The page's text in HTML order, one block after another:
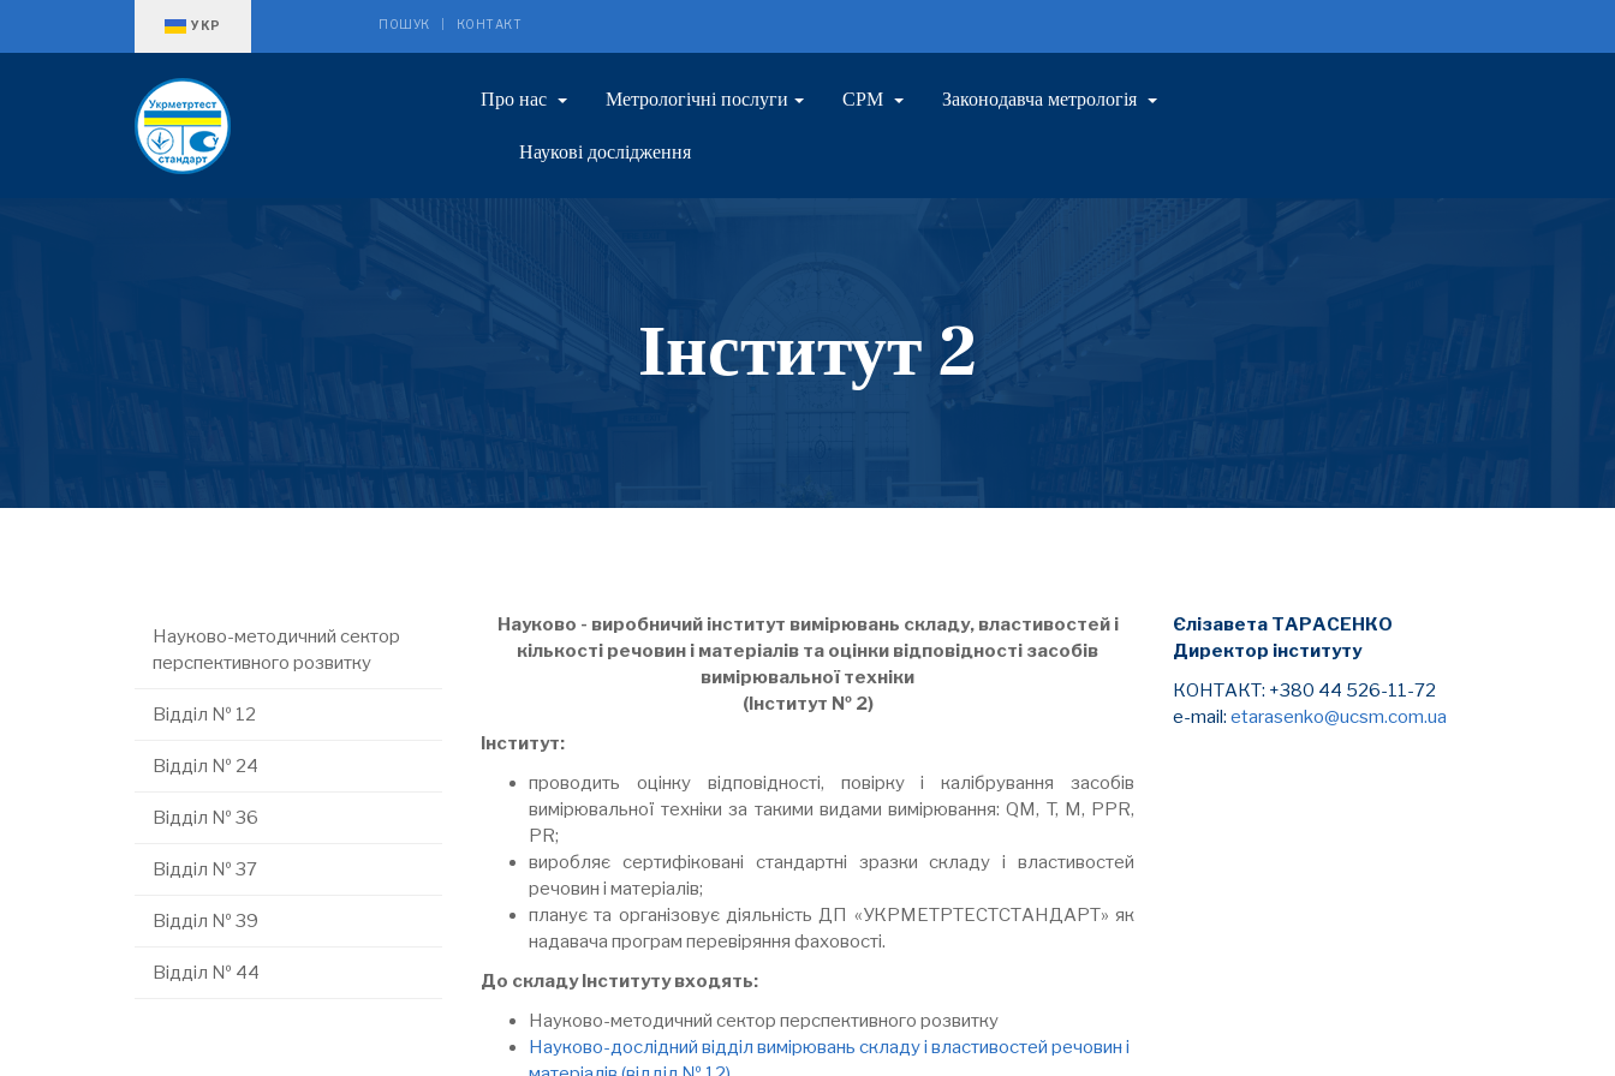
УКР ПОШУК КОНТАКТ
Про нас Метрологічні послуги СРМ Законодавча метрологія
Наукові дослідження
Інститут 2
Науково - виробничий інститут вимірювань складу, властивостей і
кількості речовин і матеріалів та оцінки відповідності засобів
вимірювальної техніки
(Інститут № 2)
Інститут:
проводить оцінку відповідності, повірку і калібрування засобів
вимірювальної техніки за такими видами вимірювання: QM, T, M, PPR,
PR;
виробляє сертифіковані стандартні зразки складу і властивостей
речовин і матеріалів;
планує та організовує діяльність ДП «УКРМЕТРТЕСТСТАНДАРТ» як
надавача програм перевіряння фаховості.
До складу Інституту входять:
Науково-методичний сектор перспективного розвитку
Науково-дослідний відділ вимірювань складу і властивостей речовин і
Науково-методичний сектор
перспективного розвитку
Відділ № 12
Відділ № 24
Відділ № 36
Відділ № 37
Відділ № 39
Відділ № 44
Єлізавета ТАРАСЕНКО
Директор інституту
КОНТАКТ: +380 44 526-11-72
e-mail: etarasenko@ucsm.com.ua